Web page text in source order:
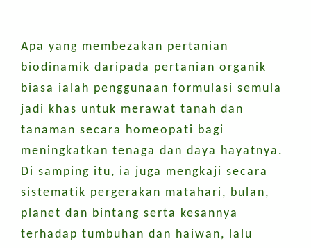
Apa yang membezakan pertanian
biodinamik daripada pertanian organik
biasa ialah penggunaan formulasi semula
jadi khas untuk merawat tanah dan
tanaman secara homeopati bagi
meningkatkan tenaga dan daya hayatnya.
Di samping itu, ia juga mengkaji secara
sistematik pergerakan matahari, bulan,
planet dan bintang serta kesannya
terhadap tumbuhan dan haiwan, lalu